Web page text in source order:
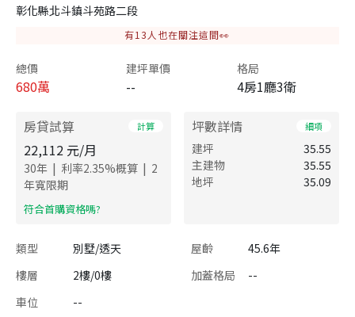
彰化縣北斗鎮斗苑路二段
有13 人也在關注這間👀
總價
680萬
建坪單價
--
格局
4房1廳3衛
房貸試算 計算
22,112 元/月
30年 | 利率2.35%概算 | 2
年寬限期
​符合首購資格嗎?
坪數詳情 細項
建坪
35.55
主建物
35.55
地坪
35.09
類型 別墅/透天 屋齡
45.6年
樓層
2樓/0樓 加蓋格局
--
車位
--